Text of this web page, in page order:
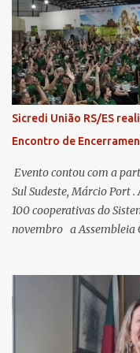
Sicredi União RS/ES
Encontro de
Evento contou com a
Sul Sudeste, Márcio Port
100 cooperativas do
novembro a Assembleia
futuro. O evento ocorreu
transmissão simultânea
estavam reunidos em
Assembleia Geral